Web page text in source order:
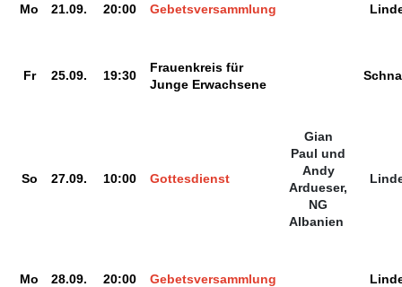
Mo 21.09. 20:00 Gebetsversammlung
Fr 25.09. 19:30
Frauenkreis für
Junge Erwachsene
So 27.09. 10:00 Gottesdienst
Gian
Paul und
Andy
Ardueser,
NG
Albanien
Mo 28.09. 20:00 Gebetsversammlung